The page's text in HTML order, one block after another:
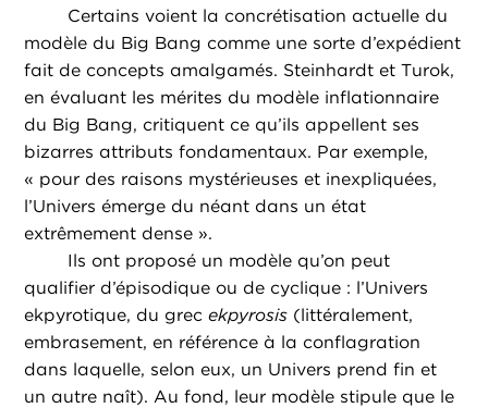
Certains voient la concrétisation actuelle du
modèle du Big Bang comme une sorte d’expédient
fait de concepts amalgamés. Steinhardt et Turok,
en évaluant les mérites du modèle inflationnaire
du Big Bang, critiquent ce qu’ils appellent ses
bizarres attributs fondamentaux. Par exemple,
« pour des raisons mystérieuses et inexpliquées,
l’Univers émerge du néant dans un état
extrêmement dense ».
Ils ont proposé un modèle qu’on peut
qualifier d’épisodique ou de cyclique : l’Univers
ekpyrotique, du grecekpyrosis (littéralement,
embrasement, en référence à la conflagration
dans laquelle, selon eux, un Univers prend fin et
un autre naît). Au fond, leur modèle stipule que le